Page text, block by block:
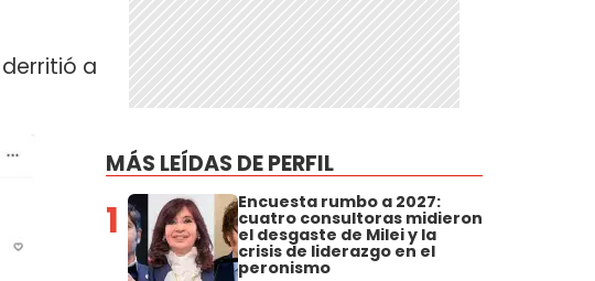
a
MÁS LEÍDAS DE PERFIL
1 Encuesta rumbo a 2027:
cuatro consultoras midieron
el desgaste de Milei y la
crisis de liderazgo en el
peronismo